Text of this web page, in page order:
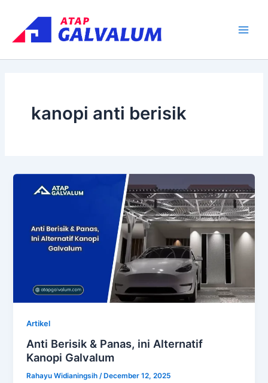
content
kanopi anti berisik
Artikel
Anti Berisik & Panas, ini Alternatif
Kanopi Galvalum
Rahayu Widianingsih/ December 12, 2025